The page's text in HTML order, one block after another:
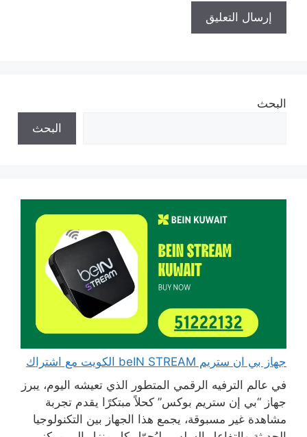
البحث
البحث
جهاز بي ان ستريم beIN STREAM الكويت مع اشتراك
في عالم الترفيه الرقمي المتطور الذي تعيشه اليوم، يبرز
جهاز “بي إن ستريم بوكس” كحلاً مبتكرًا يقدم تجربة
مشاهدة غير مسبوقة، يجمع هذا الجهاز بين التكنولوجيا